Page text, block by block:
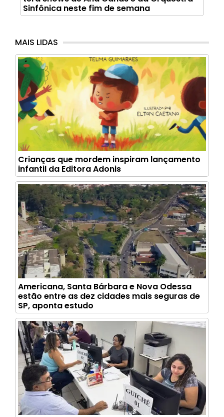
Sinfônica neste fim de semana
MAIS LIDAS
Crianças que mordem inspiram lançamento
infantil da Editora Adonis
Americana, Santa Bárbara e Nova Odessa
estão entre as dez cidades mais seguras de
SP, aponta estudo